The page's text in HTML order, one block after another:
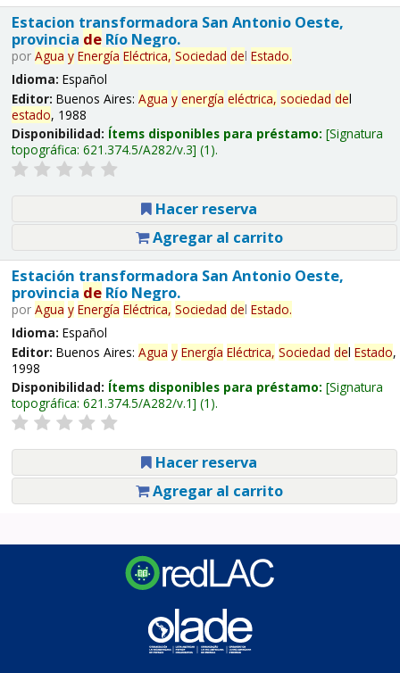
Estacion transformadora San Antonio Oeste,
provincia deRío Negro.
por Agua y Energía Eléctrica, Sociedad del Estado.
Idioma: Español
Editor: Buenos Aires: Agua y energía eléctrica, sociedad del
estado, 1988
Disponibilidad: Ítems disponibles para préstamo: Signatura
topográfica: 621.374.5/A282/v.3 (1).
Hacer reserva
Agregar al carrito
Estación transformadora San Antonio Oeste,
provincia deRío Negro.
por Agua y Energía Eléctrica, Sociedad del Estado.
Idioma: Español
Editor: Buenos Aires: Agua y Energía Eléctrica, Sociedad del Estado,
1998
Disponibilidad: Ítems disponibles para préstamo: Signatura
topográfica: 621.374.5/A282/v.1 (1).
Hacer reserva
Agregar al carrito